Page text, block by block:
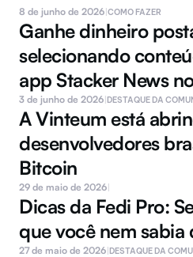
8 de junho de 2026|COMO FAZER
Ganhe dinheiro
selecionando
app Stacker News
3 de junho de 2026|DESTAQUE DA
A Vinteum está
desenvolvedores
Bitcoin
29 de maio de 2026|
Dicas da Fedi Pro:
que você nem sabia
27 de maio de 2026|DESTAQUE DA